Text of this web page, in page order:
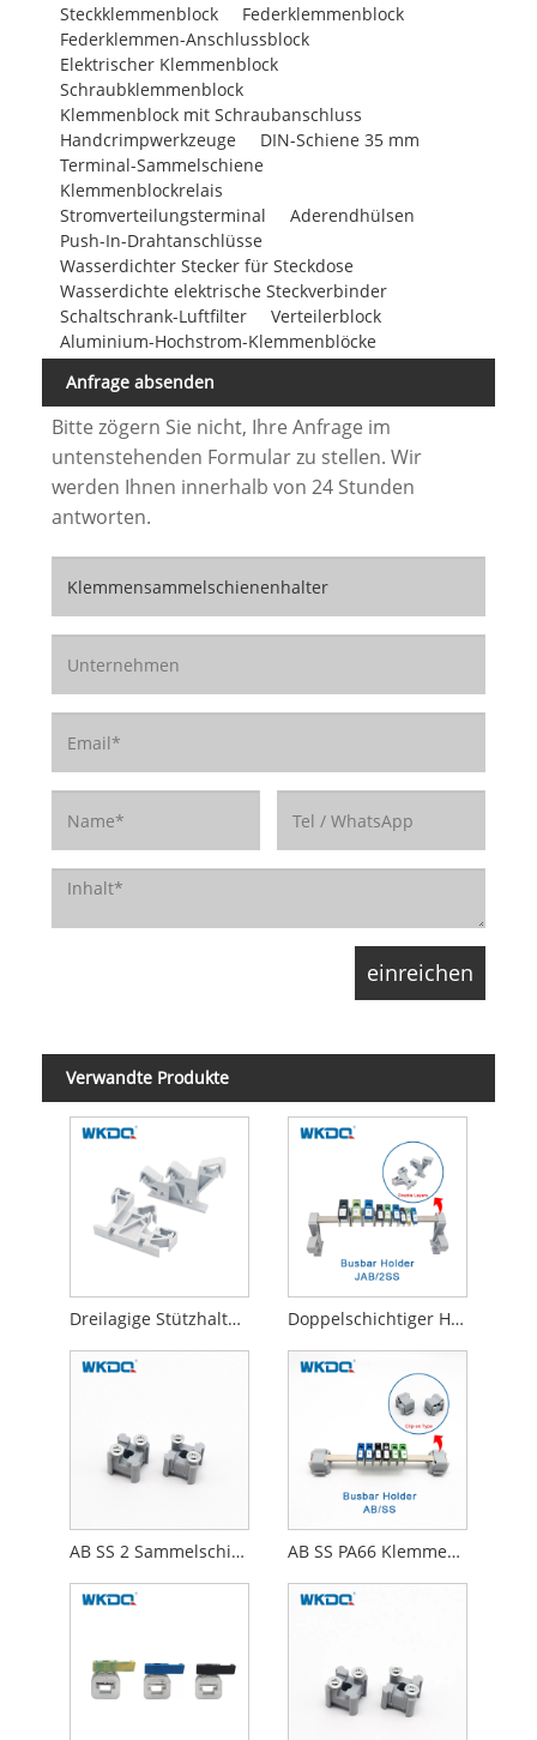
Steckklemmenblock
Federklemmenblock
Federklemmen-Anschlussblock
Elektrischer Klemmenblock
Schraubklemmenblock
Klemmenblock mit Schraubanschluss
Handcrimpwerkzeuge
DIN-Schiene 35 mm
Terminal-Sammelschiene
Klemmenblockrelais
Stromverteilungsterminal
Aderendhülsen
Push-In-Drahtanschlüsse
Wasserdichter Stecker für Steckdose
Wasserdichte elektrische Steckverbinder
Schaltschrank-Luftfilter
Verteilerblock
Aluminium-Hochstrom-Klemmenblöcke
Anfrage absenden
Bitte zögern Sie nicht, Ihre Anfrage im
untenstehenden Formular zu stellen. Wir
werden Ihnen innerhalb von 24 Stunden
antworten.
Verwandte Produkte
Dreilagige Stützhalterung für Sammelschienen aus flammbeständigem Nylon PA66 Doppelschichtiger Halter für Sammelschienen aus flammbeständigem Nylon PA66
AB SS 2 Sammelschienenhalter aus Nylon mit 66 Anschlüssen, grau, schwer entflammbar AB SS PA66 Klemmen-Sammelschienenhalter, schwer entflammbar